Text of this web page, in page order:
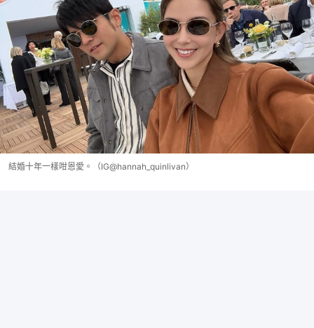
結婚十年一樣咁恩愛。（IG@hannah_quinlivan）